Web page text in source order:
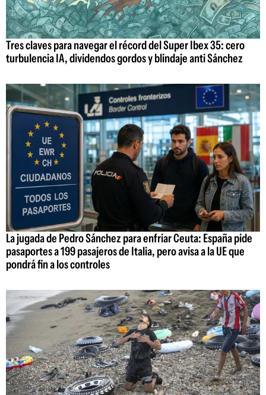
Tres claves para navegar el récord del Super Ibex 35: cero
turbulencia IA, dividendos gordos y blindaje anti Sánchez
La jugada de Pedro Sánchez para enfriar Ceuta: España pide
pasaportes a 199 pasajeros de Italia, pero avisa a la UE que
pondrá fin a los controles